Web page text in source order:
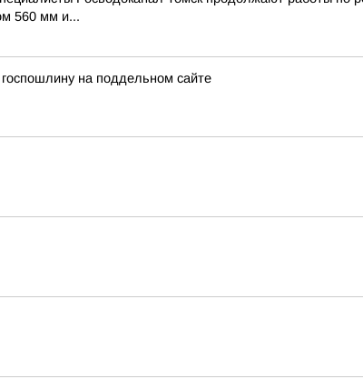
560 мм и...
на поддельном сайте